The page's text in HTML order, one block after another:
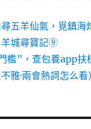
五羊仙氣，覓鎮海
羊城尋寶記⑨
檻”，查包養app扶
雅·兩會熱詞怎么